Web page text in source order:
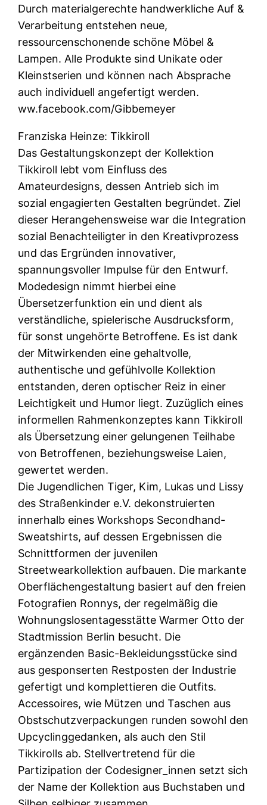
Durch materialgerechte handwerkliche Auf &
Verarbeitung entstehen neue,
ressourcenschonende schöne Möbel &
Lampen. Alle Produkte sind Unikate oder
Kleinstserien und können nach Absprache
auch individuell angefertigt werden.
ww.facebook.com/Gibbemeyer
Franziska Heinze: Tikkiroll
Das Gestaltungskonzept der Kollektion
Tikkiroll lebt vom Einfluss des
Amateurdesigns, dessen Antrieb sich im
sozial engagierten Gestalten begründet. Ziel
dieser Herangehensweise war die Integration
sozial Benachteiligter in den Kreativprozess
und das Ergründen innovativer,
spannungsvoller Impulse für den Entwurf.
Modedesign nimmt hierbei eine
Übersetzerfunktion ein und dient als
verständliche, spielerische Ausdrucksform,
für sonst ungehörte Betroffene. Es ist dank
der Mitwirkenden eine gehaltvolle,
authentische und gefühlvolle Kollektion
entstanden, deren optischer Reiz in einer
Leichtigkeit und Humor liegt. Zuzüglich eines
informellen Rahmenkonzeptes kann Tikkiroll
als Übersetzung einer gelungenen Teilhabe
von Betroffenen, beziehungsweise Laien,
gewertet werden.
Die Jugendlichen Tiger, Kim, Lukas und Lissy
des Straßenkinder e.V. dekonstruierten
innerhalb eines Workshops Secondhand-
Sweatshirts, auf dessen Ergebnissen die
Schnittformen der juvenilen
Streetwearkollektion aufbauen. Die markante
Oberflächengestaltung basiert auf den freien
Fotografien Ronnys, der regelmäßig die
Wohnungslosentagesstätte Warmer Otto der
Stadtmission Berlin besucht. Die
ergänzenden Basic-Bekleidungsstücke sind
aus gesponserten Restposten der Industrie
gefertigt und komplettieren die Outfits.
Accessoires, wie Mützen und Taschen aus
Obstschutzverpackungen runden sowohl den
Upcyclinggedanken, als auch den Stil
Tikkirolls ab. Stellvertretend für die
Partizipation der Codesigner_innen setzt sich
der Name der Kollektion aus Buchstaben und